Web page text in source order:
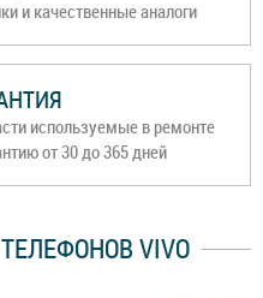
и качественные аналоги
используемые в ремонте
от 30 до 365 дней
VIVO